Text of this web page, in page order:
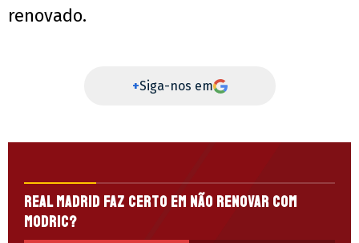
renovado.
+Siga-nos em
Real Madrid faz certo em não renovar com
Modric?